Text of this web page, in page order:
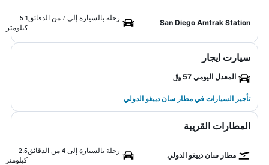
San Diego Amtrak Station
رحلة بالسيارة إلى 7 من الدقائق
5.1
كيلومتر
سيارت ايجار
المعدل اليومي 57 ﷼
تأجير السيارات في مطار سان دييغو الدولي
المطارات القريبة
مطار سان دييغو الدولي
رحلة بالسيارة إلى 4 من الدقائق
2.5
كيلومتر